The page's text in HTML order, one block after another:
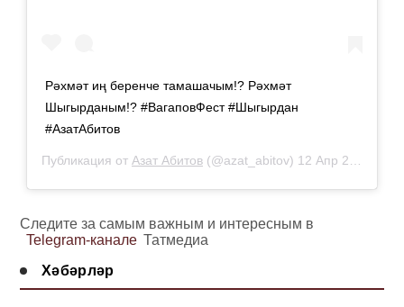
Рәхмәт иң беренче тамашачым!? Рәхмәт
Шыгырданым!? #ВагаповФест #Шыгырдан
#АзатАбитов
Публикация от Азат Абитов (@azat_abitov) 12 Апр 2019 в 4:53 PDT
Следите за самым важным и интересным в
Telegram-канале Татмедиа
Хәбәрләр